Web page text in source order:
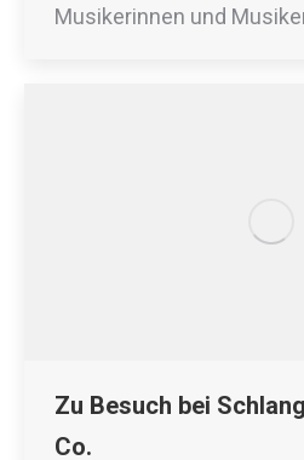
Musikerinnen und
Zu Besuch bei
Co.